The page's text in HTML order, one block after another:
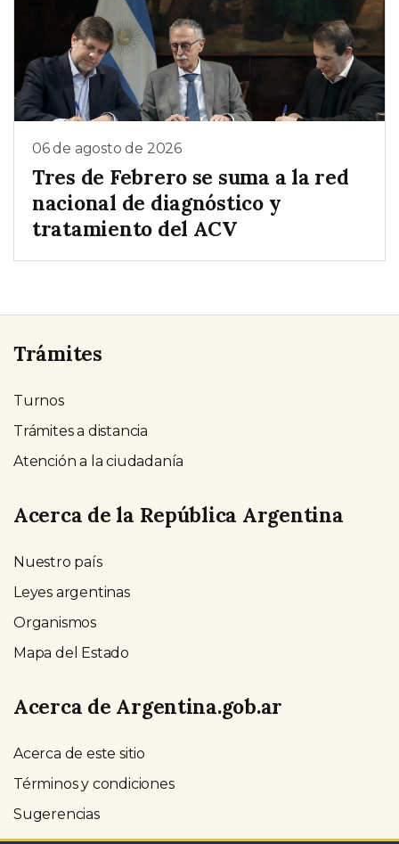
06 de agosto de 2026
Tres de Febrero se suma a la red
nacional de diagnóstico y
tratamiento del ACV
Trámites
Turnos
Trámites a distancia
Atención a la ciudadanía
Acerca de la República Argentina
Nuestro país
Leyes argentinas
Organismos
Mapa del Estado
Acerca de Argentina.gob.ar
Acerca de este sitio
Términos y condiciones
Sugerencias